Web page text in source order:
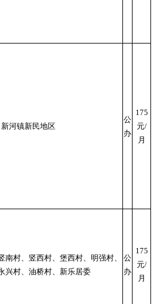
新河镇新民地区
公
办
175
元/
月
南村、竖西村、堡西村、明强村、
兴村、油桥村、新乐居委
公
办
175
元/
月